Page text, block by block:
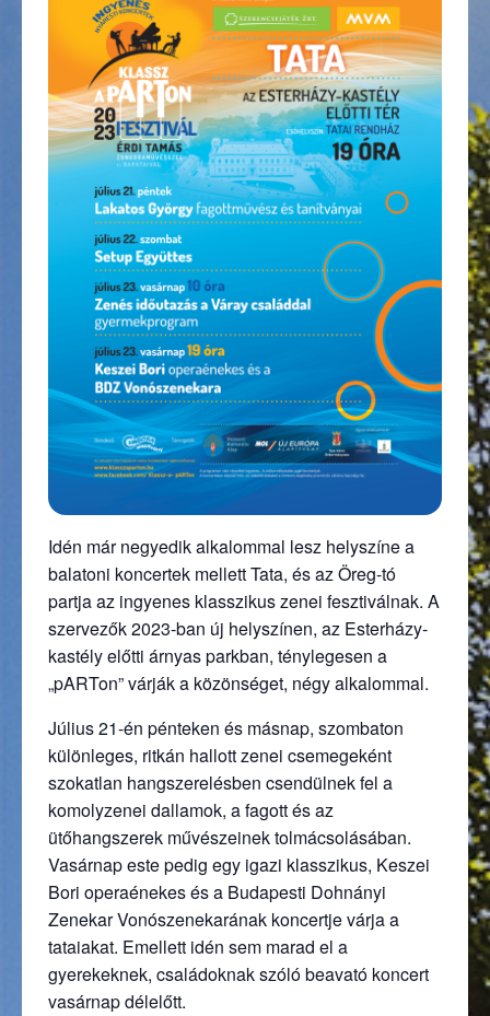
Idén már negyedik alkalommal lesz helyszíne a
balatoni koncertek mellett Tata, és az Öreg-tó
partja az ingyenes klasszikus zenei fesztiválnak. A
szervezők 2023-ban új helyszínen, az Esterházy-
kastély előtti árnyas parkban, ténylegesen a
„pARTon” várják a közönséget, négy alkalommal.
Július 21-én pénteken és másnap, szombaton
különleges, ritkán hallott zenei csemegeként
szokatlan hangszerelésben csendülnek fel a
komolyzenei dallamok, a fagott és az
ütőhangszerek művészeinek tolmácsolásában.
Vasárnap este pedig egy igazi klasszikus, Keszei
Bori operaénekes és a Budapesti Dohnányi
Zenekar Vonószenekarának koncertje várja a
tataiakat. Emellett idén sem marad el a
gyerekeknek, családoknak szóló beavató koncert
vasárnap délelőtt.